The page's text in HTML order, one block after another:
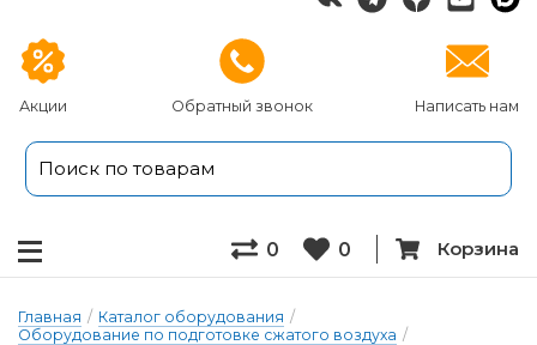
Акции Обратный звонок Написать нам
0 0 Корзина
Главная / Каталог оборудования /
Оборудование по подготовке сжатого воздуха /